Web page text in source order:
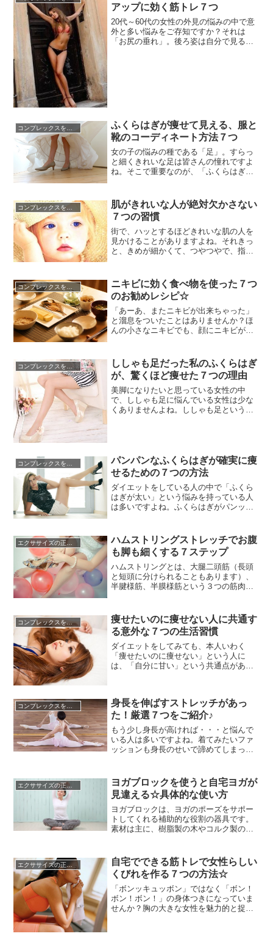
激してかゆくなってしまうのです。冬は
特に汗をかきにくく肌の表面が乾燥...
アップに効く筋トレ７つ
20代～60代の女性の外見の悩みの中で意
外と多い悩みをご存知ですか？それは
「お尻の垂れ」。後ろ姿は自分で見る機
ふくらはぎが痩せて見える、服と
靴のコーディネート方法７つ
女の子の悩みの種である「足」。すらっ
と細くきれいな足は皆さんの憧れですよ
ね。そこで重要なのが、「ふくらはぎ」
いかどうかの印象が変わってしまいま
す。しかし、ふくらはぎが細くないと嘆
いている方、実は毎日の服と靴のコーデ
ィネートの仕方でその見え方はずいぶ...
肌がきれいな人が絶対欠かさない
７つの習慣
街で、ハッとするほどきれいな肌の人を
見かけることがありますよね。それきっ
と、きめが細かくて、つやつやで、指で
主は、共通して若々しく健康的です。
「私もそんな肌になりたい!!」と思ってい
る人は多いはず。では肌がきれいな人
は、一体どうやってその美しさを保...
ニキビに効く食べ物を使った７つ
のお勧めレシピ☆
「あーあ、またニキビが出来ちゃった」
と溜息をついたことはありませんか？ほ
んの小さなニキビでも、顔にニキビが出
や美容クリームを塗ってニキビを治そう
としてもなかなか治らない。皮膚科に行
って強めの薬を貰っても、一時は治るけ
れどまた出てきてしまう。青春時代...
ししゃも足だった私のふくらはぎ
が、驚くほど痩せた７つの理由
美脚になりたいと思っている女性の中
で、ししゃも足に悩んでいる女性は少な
くありませんよね。ししゃも足というの
す。下半身はもともと重力の関係でむく
みやすい部分ですが、さらに運動不足
や...
パンパンなふくらはぎが確実に痩
せるための７つの方法
ダイエットをしている人の中で「ふくら
はぎが太い」という悩みを持っている人
は多いですよね。ふくらはぎがパンッと
バランスに見えてしまいます。ふくらは
ぎがパンパンになってしまう原因はいろ
いろあり、その一つは「むくみ」です。
立ったまま、座ったまま…と長時間...
ハムストリングストレッチでお腹
も脚も細くする７ステップ
ハムストリングとは、大腿二頭筋（長頭
と短頭に分けられることもあります）、
半腱様筋、半膜様筋という３つの筋肉を
ももの内側の浅い所にあります。半膜様
筋は太ももの内側の深い所にあります。
ハムストリングは比較的大きな筋肉です
し、直接脚のラインに影響を与える...
コンプレックスを克服する方法
痩せたいのに痩せない人に共通す
る意外な７つの生活習慣
ダイエットをしてみても、本人いわく
「痩せたいのに痩せない」という人に
は、「自分に甘い」という共通点があり
は、生活習慣という形で表れていきま
す。自分では無意識にやり過ごしている
生活習慣を客観的にみつめて、ほんの少
し改め...
身長を伸ばすストレッチがあっ
た！厳選７つをご紹介♪
もう少し身長が高ければ・・・と悩んで
いる人は多いですよね。着てみたいファ
ッションも身長のせいで諦めてしまった
さんいらっしゃる事でしょう。しかし、
いくらカルシウムをとっても、成人を過
ぎると骨の成長が止まってしまうため、
身長を伸ばすことは不可能に近いと...
エクササイズの正しい知識☆
ヨガブロックを使うと自宅ヨガが
見違える☆具体的な使い方
ヨガブロックは、ヨガのポーズをサポー
トしてくれる補助的な役割の器具です。
素材は主に、樹脂製の木やコルク製のも
ロックがいい場合があるので、2種類持っ
ておくといいでしょう。また、ヨガブロ
ックは人はポーズによって、適切な高さ
が異なります。そのため、高さの...
エクササイズの正しい知識☆
自宅でできる筋トレで女性らしい
くびれを作る７つの方法☆
「ボンッキュッボン」ではなく「ボン！
ボン！ボン！」の身体つきになっていま
せんか？胸の大きな女性を魅力的と捉え